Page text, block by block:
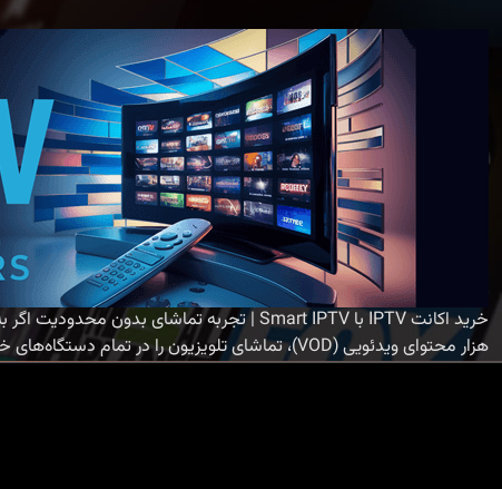
هزار محتوای ویدئویی (VOD)، تماشای تلویزیون را در تمام دستگاه‌های خود به مرحله‌ای جدید می‌برید. ویژگی‌های برجسته اکانت